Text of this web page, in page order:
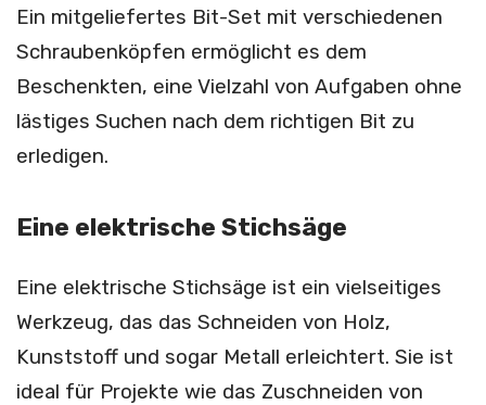
Ein mitgeliefertes Bit-Set mit verschiedenen
Schraubenköpfen ermöglicht es dem
Beschenkten, eine Vielzahl von Aufgaben ohne
lästiges Suchen nach dem richtigen Bit zu
erledigen.
Eine elektrische Stichsäge
Eine elektrische Stichsäge ist ein vielseitiges
Werkzeug, das das Schneiden von Holz,
Kunststoff und sogar Metall erleichtert. Sie ist
ideal für Projekte wie das Zuschneiden von